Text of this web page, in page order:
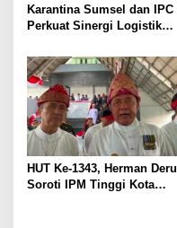
Karantina Sumsel dan IPC
Perkuat Sinergi Logistik
HUT Ke-1343, Herman Deru
Soroti IPM Tinggi Kota